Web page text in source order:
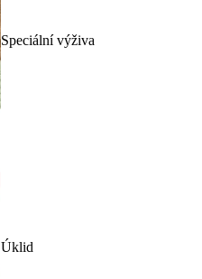
Speciální výživa
Úklid